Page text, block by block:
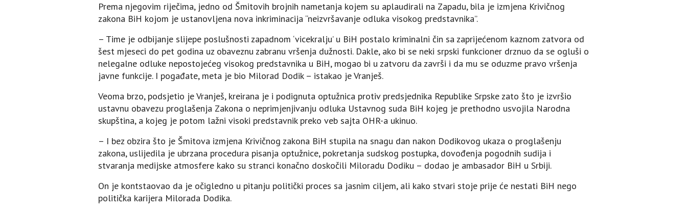
Prema njegovim riječima, jedno od Šmitovih brojnih nametanja kojem su aplaudirali na Zapadu, bila je izmjena Krivičnog
zakona BiH kojom je ustanovljena nova inkriminacija “neizvršavanje odluka visokog predstavnika”.
– Time je odbijanje slijepe poslušnosti zapadnom ‘vicekralju’ u BiH postalo kriminalni čin sa zaprijećenom kaznom zatvora od
šest mjeseci do pet godina uz obaveznu zabranu vršenja dužnosti. Dakle, ako bi se neki srpski funkcioner drznuo da se ogluši o
nelegalne odluke nepostojećeg visokog predstavnika u BiH, mogao bi u zatvoru da završi i da mu se oduzme pravo vršenja
javne funkcije. I pogađate, meta je bio Milorad Dodik – istakao je Vranješ.
Veoma brzo, podsjetio je Vranješ, kreirana je i podignuta optužnica protiv predsjednika Republike Srpske zato što je izvršio
ustavnu obavezu proglašenja Zakona o neprimjenjivanju odluka Ustavnog suda BiH kojeg je prethodno usvojila Narodna
skupština, a kojeg je potom lažni visoki predstavnik preko veb sajta OHR-a ukinuo.
– I bez obzira što je Šmitova izmjena Krivičnog zakona BiH stupila na snagu dan nakon Dodikovog ukaza o proglašenju
zakona, uslijedila je ubrzana procedura pisanja optužnice, pokretanja sudskog postupka, dovođenja pogodnih sudija i
stvaranja medijske atmosfere kako su stranci konačno doskočili Miloradu Dodiku – dodao je ambasador BiH u Srbiji.
On je kontstaovao da je očigledno u pitanju politički proces sa jasnim ciljem, ali kako stvari stoje prije će nestati BiH nego
politička karijera Milorada Dodika.